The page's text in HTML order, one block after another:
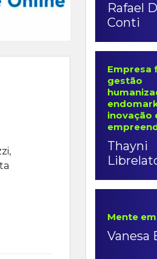
Rafael
Conti
Empresa
gestão
inovação
Thayni
Mente
Vanesa